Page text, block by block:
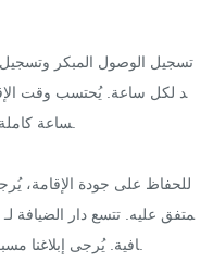
د لكل ساعة. يُحتسب وقت
ساعة
افية. يُرجى إبلاغنا